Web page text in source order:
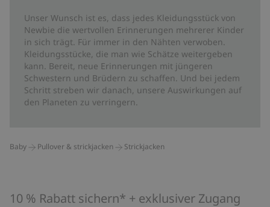
Unser Wunsch ist es, dass jedes Kleidungsstück von
Newbie die wertvollen Erinnerungen mehrerer Kinder
in sich trägt. Für immer in den Nähten verwoben.
Kleidungsstücke, die man wie Schätze weitergeben
kann. Bereit, neue Erinnerungen mit jüngeren
Schwestern und Brüdern zu schaffen. Und bei jedem
Schritt streben wir danach, unsere Auswirkungen auf
den Planeten zu verringern.
Baby Pullover & strickjacken Strickjacken
10 % Rabatt sichern* + exklusiver Zugang